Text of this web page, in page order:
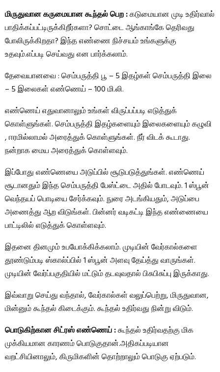
மிருதுவான கருமையான கூந்தல் பெற :கடுமையான முடி உதிர்வால்
பாதிக்கப்பட்டிருக்கிறீர்களா? சொட்டை ஆங்காங்கே தெரிவது
போலிருக்கிறதா? இந்த எண்ணை நிச்சயம் உங்களுக்கு
உதவும்.எப்படி செய்வது என பார்க்கலாம்.
தேவையானவை : செம்பருத்தி பூ – 5 இதழ்கள் செம்பருத்தி இலை
– 5 இலைகள் எண்ணெய் – 100 மி.லி.
எண்ணெய் எதுவானாலும் உங்கள் விருப்பப்படி எடுத்துக்
கொள்ளுங்கள். செம்பருத்தி இதழ்களையும் இலைகளையும் கழுவி
, ஈரமில்லாமல் அரைத்துக் கொள்ளுங்கள். நீர் விடக் கூடாது.
நன்றாக மைய அரைத்துக் கொள்ளவும்.
இப்போது எண்ணெயை அடுப்பில் சூடுபடுத்துங்கள். எண்ணெய்
சூடானதும் இந்த செம்பருத்தி பேஸ்ட்டை அதில் போடவும். 1 ஸ்பூன்
வெந்தயப் பொடியை சேர்க்கவும். நுரை அடங்கியதும், அடுப்பை
அணைத்து ஆற விடுங்கள். பின்னர் வடிகட்டி இந்த எண்ணையை
பாட்டிலில் எடுத்துக் கொள்ளவும்.
இதனை தினமும் உபயோக்கிக்கலாம். முடியின் வேர்கால்களை
தூண்டும்படி ஸ்கால்ப்பில் 1 ஸ்பூன் அளவு தேய்த்து வாருங்கள்.
முடியின் வேர்ப்பகுதியில் மட்டும் தடவுவதால் பிசுபிசுப்பு இருக்காது.
இவ்வாறு செய்து வந்தால், வேர்கால்கள் வலுப்பெற்று, மிருதுவான,
மின்னும் கூந்தல் கிடைக்கும். கூந்தல் உதிர்வது நின்று விடும்.
பொடுகிற்கான சிட்ரஸ் எண்ணெய் :கூந்தல் உதிர்வதற்கு மிக
முக்கியமான காரணம் பொடுகுதான்.அதிகப்படியான
வறட்சியினாலும், கிருமிகளின் தொற்றாலும் பொடுகு ஏற்படும்.